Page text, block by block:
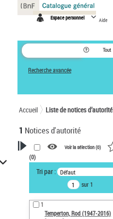
Espace personnel Aide
Tout
Recherche avancée
Accueil Liste de notices d’autorité
1 Notices d'autorité
VOTRE RECHERCHE
Recherche avancée dans les
notices d’autorité
Œuvres liées à l'auteur :
Temperton, Rod (1947-2016)
Voir la sélection (0)
(0)
Tri par : Défaut
sur 1
1
Temperton, Rod (1947-2016)
Panneau de gestion des cookies